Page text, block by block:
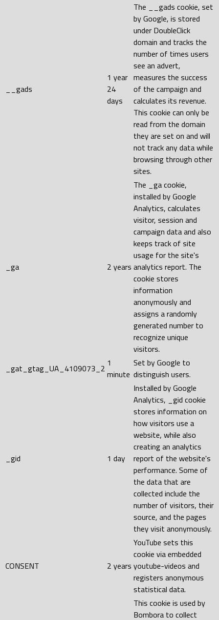
__gads
1 year
24
days
The __gads cookie, set
by Google, is stored
under DoubleClick
domain and tracks the
number of times users
see an advert,
measures the success
of the campaign and
calculates its revenue.
This cookie can only be
read from the domain
they are set on and will
not track any data while
browsing through other
sites.
_ga 2 years
The _ga cookie,
installed by Google
Analytics, calculates
visitor, session and
campaign data and also
keeps track of site
usage for the site's
analytics report. The
cookie stores
information
anonymously and
assigns a randomly
generated number to
recognize unique
visitors.
_gat_gtag_UA_4109073_2 1
minute
Set by Google to
distinguish users.
_gid 1 day
Installed by Google
Analytics, _gid cookie
stores information on
how visitors use a
website, while also
creating an analytics
report of the website's
performance. Some of
the data that are
collected include the
number of visitors, their
source, and the pages
they visit anonymously.
CONSENT 2 years
YouTube sets this
cookie via embedded
youtube-videos and
registers anonymous
statistical data.
This cookie is used by
Bombora to collect